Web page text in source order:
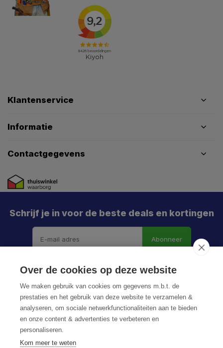
Klantenservice
Informatie
Contactgegevens
Schrijf je in voor de beste deals en kortingen
Abonneer
Privacy Policy
Over de cookies op deze website
We maken gebruik van cookies om gegevens m.b.t. de
prestaties en het gebruik van deze website te verzamelen &
analyseren, om sociale netwerkfunctionaliteiten aan te bieden
en onze content & advertenties te verbeteren en
personaliseren.
Kom meer te weten